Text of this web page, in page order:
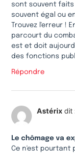
sont souvent faits
souvent égal ou
Trouvez l'erreur !
parcourt du
est et doit
des fonctions
Répondre
Astérix dit
Le chômage va
Ce n'est pourtant